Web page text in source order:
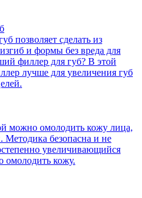
позволяет сделать из
и формы без вреда для
филлер для губ? В этой
лучше для увеличения губ
можно омолодить кожу лица,
Методика безопасна и не
увеличивающийся
омолодить кожу.